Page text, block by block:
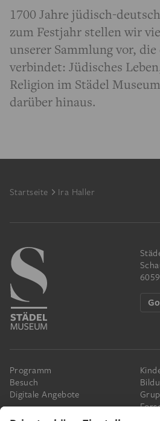
1700 Jahre jüdisch-
zum Festjahr stellen wir
unserer Sammlung vor,
verbindet: Jüdisches
Religion im Städel
darüber hinaus.
Footer
Startseite Ira Haller
Programm
Besuch
Digitale Angebote